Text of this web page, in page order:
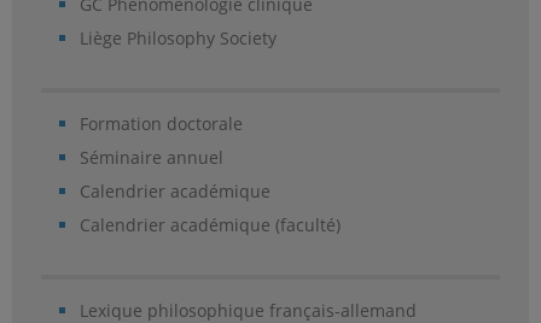
Liège Philosophy Society
Formation doctorale
Séminaire annuel
Calendrier académique
Calendrier académique (faculté)
Lexique philosophique français-allemand